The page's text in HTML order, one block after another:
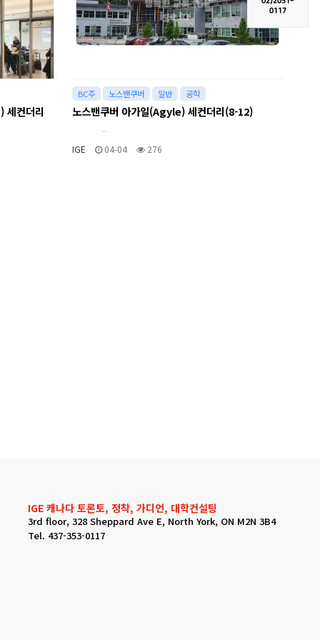
컨더리
BC주 노스밴쿠버 일반 공학
노스밴쿠버 아가일(Agyle) 세컨더리(8-12)
..
IGE
04-04 276
IGE 캐나다 토론토, 정착, 가디언, 대학컨설팅
3rd floor, 328 Sheppard Ave E, North York, ON M2N 3B4
Tel. 437-353-0117
0117